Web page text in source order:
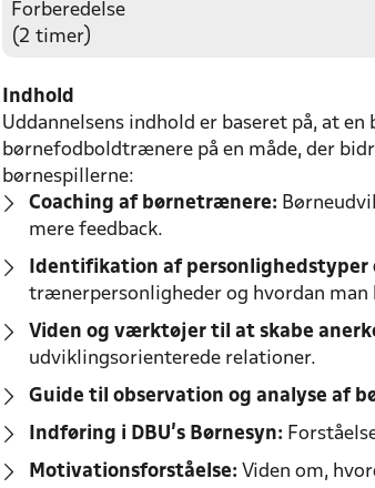
Forberedelse
(2 timer)
Indhold
Uddannelsens indhold er baseret på, at
børnefodboldtrænere på en måde, der
børnespillerne:
Coaching af børnetrænere:
mere feedback.
Identifikation af personlighedstyper
trænerpersonligheder og hvordan man
Viden og værktøjer til at skabe
udviklingsorienterede relationer.
Guide til observation og analyse af
Indføring i DBU’s Børnesyn:
Motivationsforståelse: Viden om,